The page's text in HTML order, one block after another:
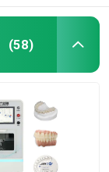
(58)